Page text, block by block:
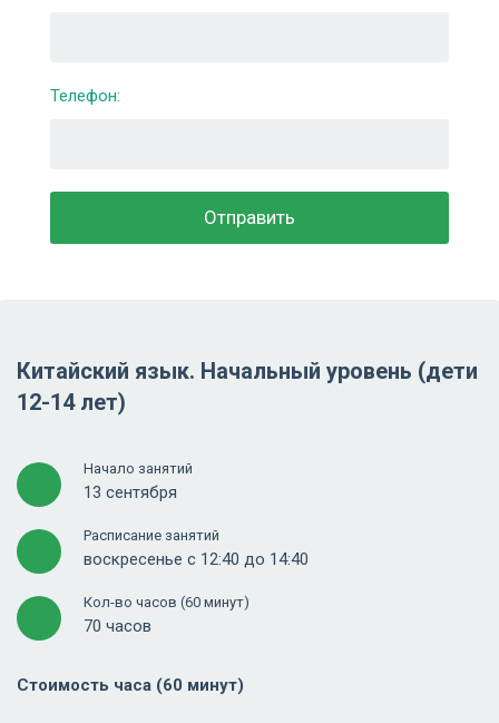
Телефон:
Китайский язык. Начальный уровень (дети
12-14 лет)
Начало занятий
13 сентября
Расписание занятий
воскресенье с 12:40 до 14:40
Кол-во часов (60 минут)
70 часов
Стоимость часа (60 минут)